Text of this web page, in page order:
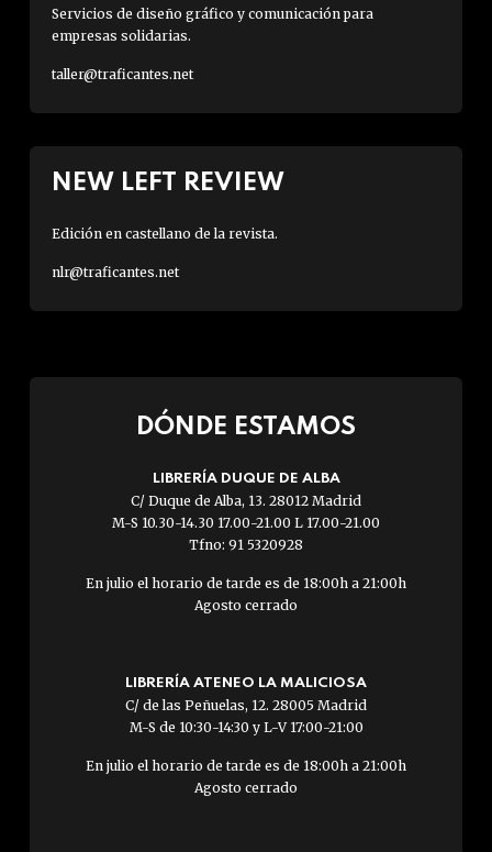
Servicios de diseño gráfico y comunicación para
empresas solidarias.
taller@traficantes.net
NEW LEFT REVIEW
Edición en castellano de la revista.
nlr@traficantes.net
DÓNDE ESTAMOS
LIBRERÍA DUQUE DE ALBA
C/ Duque de Alba, 13. 28012 Madrid
M-S 10.30-14.30 17.00-21.00 L 17.00-21.00
Tfno: 91 5320928
En julio el horario de tarde es de 18:00h a 21:00h
Agosto cerrado
LIBRERÍA ATENEO LA MALICIOSA
C/ de las Peñuelas, 12. 28005 Madrid
M-S de 10:30-14:30 y L-V 17:00-21:00
En julio el horario de tarde es de 18:00h a 21:00h
Agosto cerrado